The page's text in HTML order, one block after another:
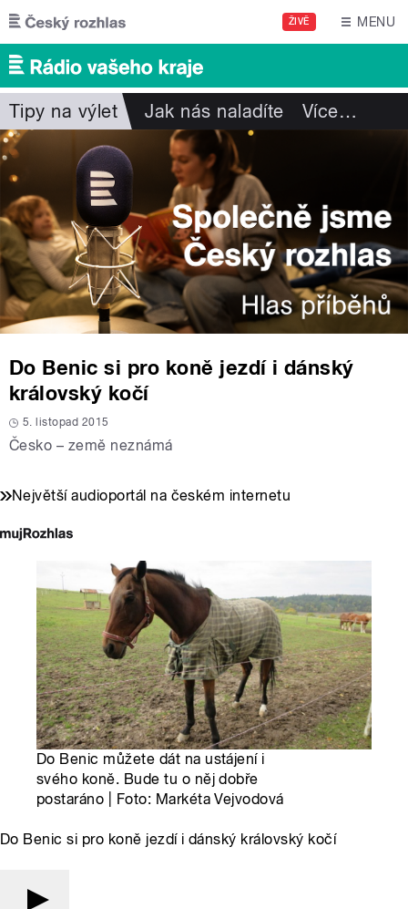
Přejít k hlavnímu obsahu
ŽIVĚ MENU
Tipy na výlet Jak nás naladíte Více…
Do Benic si pro koně jezdí i dánský
královský kočí
5. listopad 2015
Česko – země neznámá
Největší audioportál na českém internetu
Do Benic můžete dát na ustájení i
svého koně. Bude tu o něj dobře
postaráno | Foto: Markéta Vejvodová
Do Benic si pro koně jezdí i dánský královský kočí